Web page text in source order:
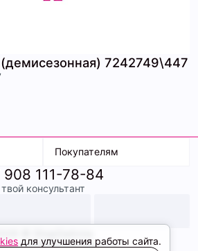
(демисезонная) 7242749\447
Покупателям
Доставка
Условия оплаты
Образы
908 111-78-84
твой консультант
конфиденциальности
для улучшения работы сайта.